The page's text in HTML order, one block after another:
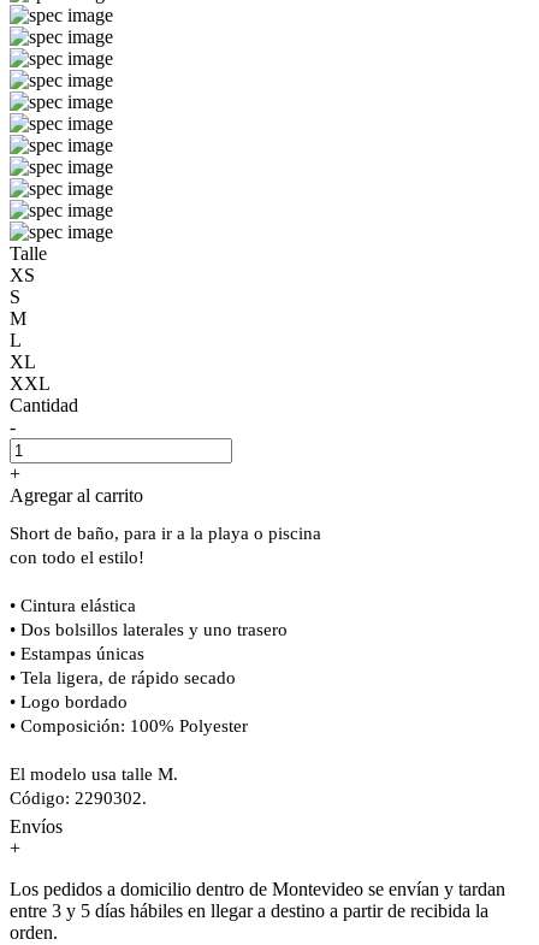
Talle
XS
S
M
L
XL
XXL
Cantidad
-
+
Agregar al carrito
Short de baño, para ir a la playa o piscina
con todo el estilo!
• Cintura elástica
• Dos bolsillos laterales y uno trasero
• Estampas únicas
• Tela ligera, de rápido secado
• Logo bordado
• Composición: 100% Polyester
El modelo usa talle M.
Código: 2290302.
Envíos
+
Los pedidos a domicilio dentro de Montevideo se envían y tardan
entre 3 y 5 días hábiles en llegar a destino a partir de recibida la
orden.